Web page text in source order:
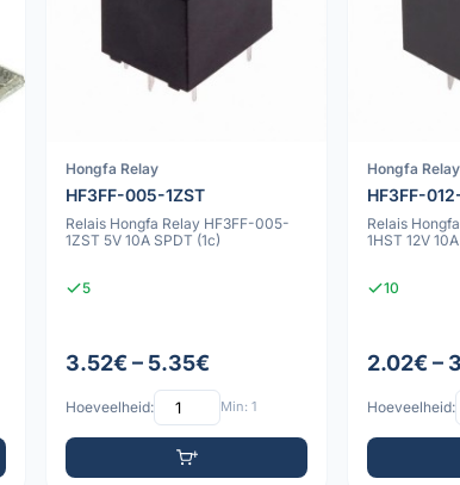
Hongfa Relay
HF3FF-005-1ZST
Relais Hongfa Relay HF3FF-005-
1ZST 5V 10A SPDT (1c)
5
3.52€ – 5.35€
Hoeveelheid: Min: 1
Hongfa Relay
HF3FF-
Relais
1HST 12V
10
2.02€ –
Hoeveelheid: